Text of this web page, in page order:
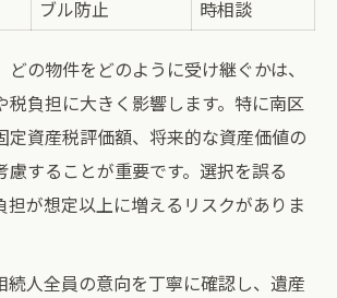
ブル防止 時相談
の物件をどのように受け継ぐかは、
税負担に大きく影響します。特に南区
定資産税評価額、将来的な資産価値の
慮することが重要です。選択を誤る
担が想定以上に増えるリスクがありま
続人全員の意向を丁寧に確認し、遺産